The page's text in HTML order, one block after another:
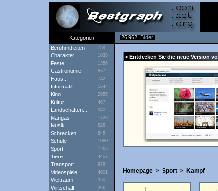
Kategorien 26 962 Bilder
Berühmtheiten
759
Charakter 1038
Feste 1356
Gastronomie 837
Haus... 742
Informatik 1644
Kino 2955
Kultur 467
Landschaften... 940
Mangas 1726
Musik 828
Schrecken 645
Schule 1080
Sport 1265
Tiere 4457
Transport 976
Videospiele 4601
Weltraum 350
Wirtschaft 296
< Entdecken Sie die neue Version
Homepage > Sport > Kampf